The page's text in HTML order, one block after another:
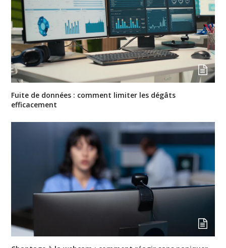
Fuite de données : comment limiter les dégâts
efficacement